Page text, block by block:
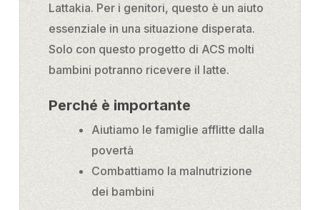
Lattakia. Per i genitori, questo è un aiuto
essenziale in una situazione disperata.
Solo con questo progetto di ACS molti
bambini potranno ricevere il latte.
Perché è importante
Aiutiamo le famiglie afflitte dalla
povertà
Combattiamo la malnutrizione
dei bambini